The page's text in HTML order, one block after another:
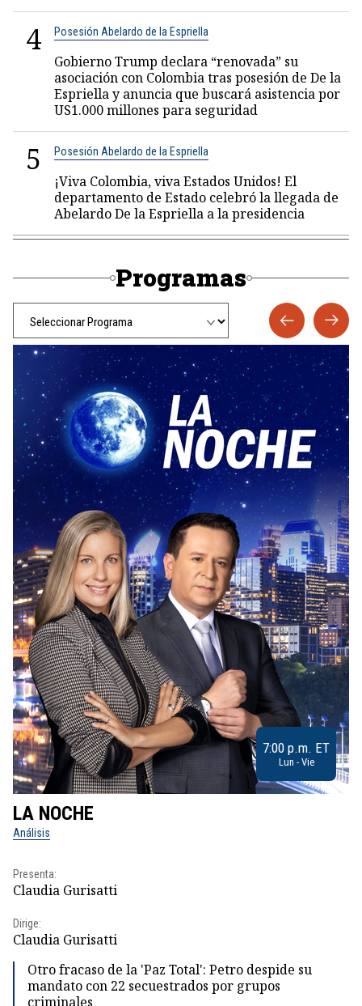
4 Posesión Abelardo de la Espriella
Gobierno Trump declara “renovada” su
asociación con Colombia tras posesión de De la
Espriella y anuncia que buscará asistencia por
US1.000 millones para seguridad
5 Posesión Abelardo de la Espriella
¡Viva Colombia, viva Estados Unidos! El
departamento de Estado celebró la llegada de
Abelardo De la Espriella a la presidencia
Programas
7:00 p.m. ET
Lun - Vie
LA NOCHE
Análisis
Presenta:
Claudia Gurisatti
Dirige:
Claudia Gurisatti
Otro fracaso de la 'Paz Total': Petro despide su
mandato con 22 secuestrados por grupos
criminales